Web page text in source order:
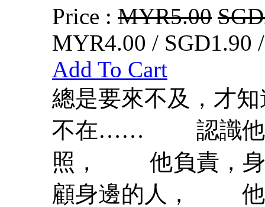
Price : MYR5.00
MYR4.00 / SGD1.90
Add To Cart
總是要來不及，才
不在…… 認識他以
照， 他負責，身
顧身邊的人， 他